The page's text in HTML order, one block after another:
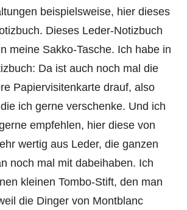
beispielsweise, hier dieses
Dieses Leder-Notizbuch
meine Sakko-Tasche. Ich habe in
Da ist auch noch mal die
Papiervisitenkarte drauf, also
ich gerne verschenke. Und ich
empfehlen, hier diese von
wertig aus Leder, die ganzen
noch mal mit dabeihaben. Ich
kleinen Tombo-Stift, den man
die Dinger von Montblanc